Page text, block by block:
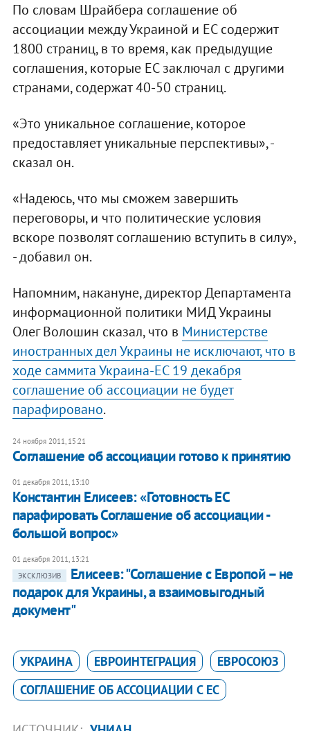
По словам Шрайбера соглашение об
ассоциации между Украиной и ЕС содержит
1800 страниц, в то время, как предыдущие
соглашения, которые ЕС заключал с другими
странами, содержат 40-50 страниц.
«Это уникальное соглашение, которое
предоставляет уникальные перспективы», -
сказал он.
«Надеюсь, что мы сможем завершить
переговоры, и что политические условия
вскоре позволят соглашению вступить в силу»,
- добавил он.
Напомним, накануне, директор Департамента
информационной политики МИД Украины
Олег Волошин сказал, что в Министерстве
иностранных дел Украины не исключают, что в
ходе саммита Украина-ЕС 19 декабря
соглашение об ассоциации не будет
парафировано.
24 ноября 2011, 15:21
Соглашение об ассоциации готово к принятию
01 декабря 2011, 13:10
Константин Елисеев: «Готовность ЕС
парафировать Соглашение об ассоциации -
большой вопрос»
01 декабря 2011, 13:21
ЭКСКЛЮЗИВ
Елисеев: "Соглашение с Европой – не
подарок для Украины, а взаимовыгодный
документ"
УКРАИНА ЕВРОИНТЕГРАЦИЯ
ЕВРОСОЮЗ
СОГЛАШЕНИЕ ОБ АССОЦИАЦИИ С ЕС